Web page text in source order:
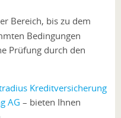
Bereich, bis zu dem
Bedingungen
Prüfung durch den
Kreditversicherung
AG – bieten Ihnen